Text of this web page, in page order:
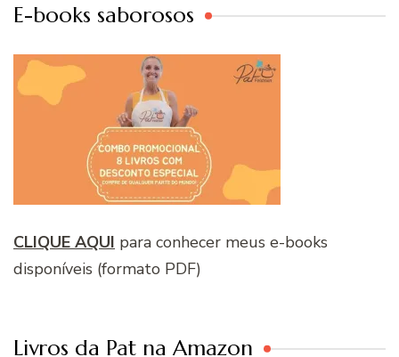
E-books saborosos
CLIQUE AQUI para conhecer meus e-books
disponíveis (formato PDF)
Livros da Pat na Amazon